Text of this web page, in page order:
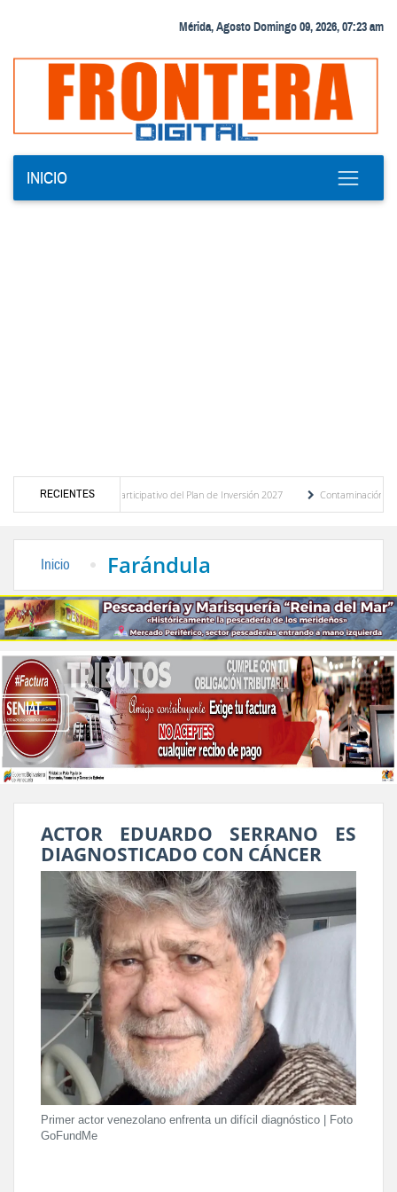
Mérida, Agosto Domingo 09, 2026, 07:23 am
INICIO
RECIENTES
presupuesto participativo del Plan de Inversión 2027
Contaminación y
Inicio Farándula
ACTOR EDUARDO SERRANO ES
DIAGNOSTICADO CON CÁNCER
Primer actor venezolano enfrenta un difícil diagnóstico | Foto
GoFundMe